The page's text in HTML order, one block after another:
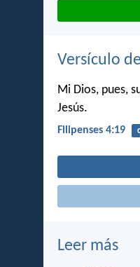
Versículo
Mi Dios, pues,
Jesús.
Filipenses 4:19
Leer más